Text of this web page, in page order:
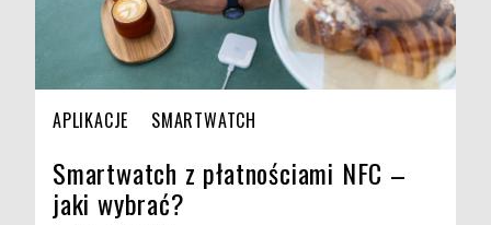
APLIKACJE SMARTWATCH
Smartwatch z płatnościami NFC –
jaki wybrać?